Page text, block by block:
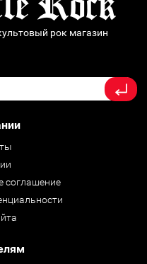
рок магазин
соглашение